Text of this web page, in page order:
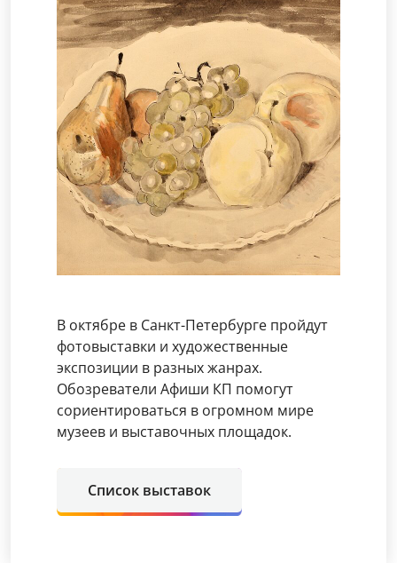
В октябре в Санкт-Петербурге пройдут
фотовыставки и художественные
экспозиции в разных жанрах.
Обозреватели Афиши КП помогут
сориентироваться в огромном мире
музеев и выставочных площадок.
Список выставок